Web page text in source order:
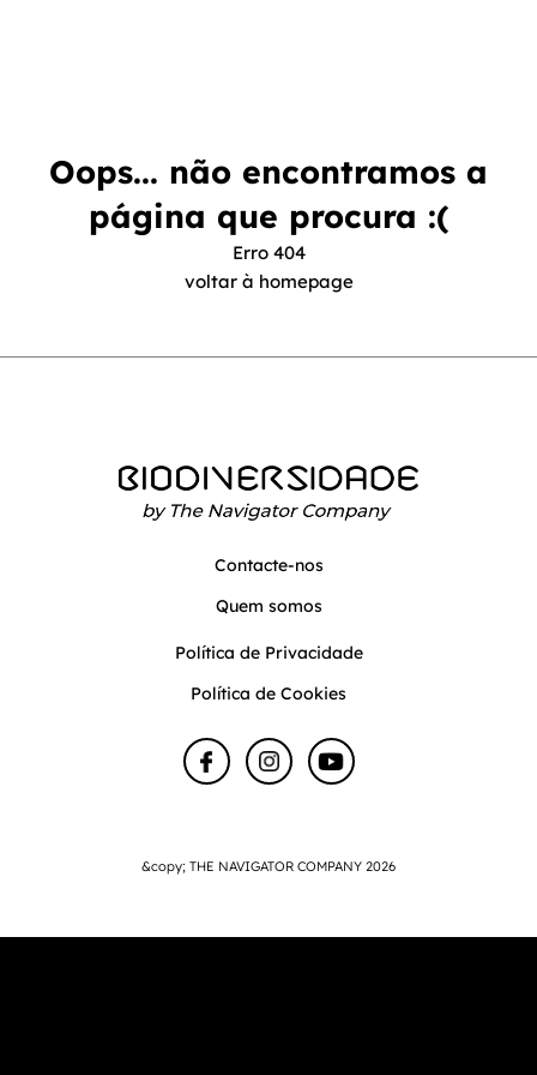
Oops... não encontramos a
página que procura :(
Erro 404
voltar à homepage
Contacte-nos
Quem somos
Política de Privacidade
Política de Cookies
&copy; THE NAVIGATOR COMPANY 2026